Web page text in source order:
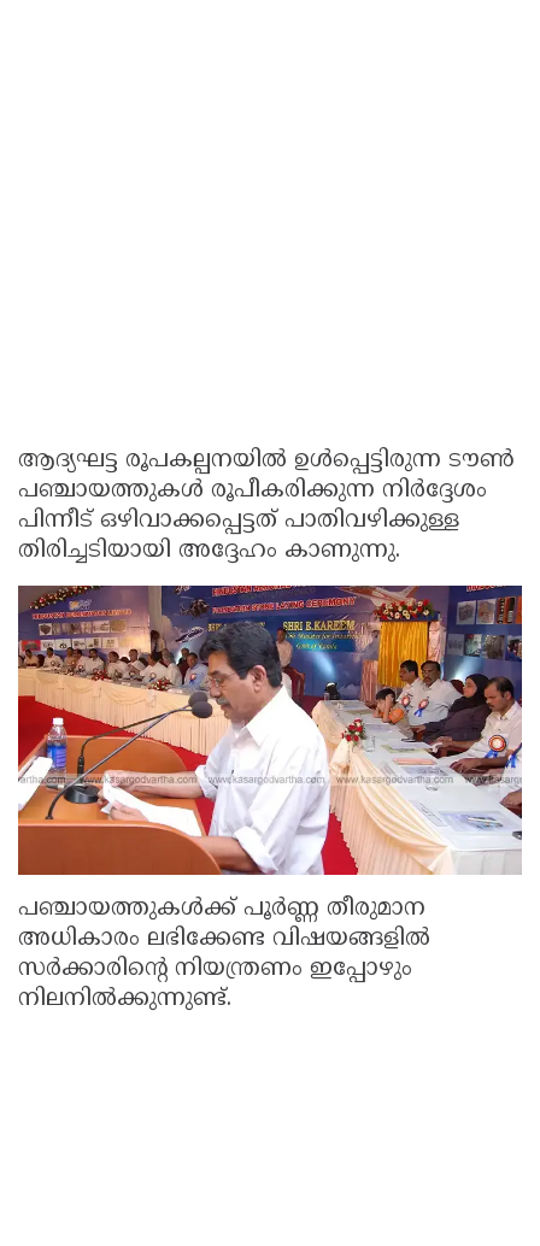
ആദ്യഘട്ട രൂപകല്പനയിൽ ഉൾപ്പെട്ടിരുന്ന ടൗൺ
പഞ്ചായത്തുകൾ രൂപീകരിക്കുന്ന നിർദ്ദേശം
പിന്നീട് ഒഴിവാക്കപ്പെട്ടത് പാതിവഴിക്കുള്ള
തിരിച്ചടിയായി അദ്ദേഹം കാണുന്നു.
പഞ്ചായത്തുകൾക്ക് പൂർണ്ണ തീരുമാന
അധികാരം ലഭിക്കേണ്ട വിഷയങ്ങളിൽ
സർക്കാരിന്റെ നിയന്ത്രണം ഇപ്പോഴും
നിലനിൽക്കുന്നുണ്ട്.